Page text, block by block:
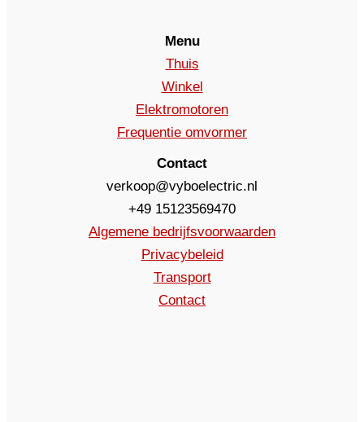
Menu
Thuis
Winkel
Elektromotoren
Frequentie omvormer
Contact
verkoop@vyboelectric.nl
+49 15123569470
Algemene bedrijfsvoorwaarden
Privacybeleid
Transport
Contact